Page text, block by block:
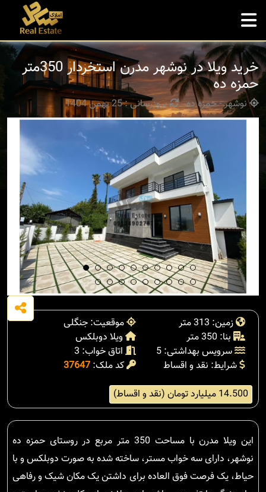
خرید ویلا در نوشهر مدرن استخردار 350متر
حمزه ده
نوشهر - حمزه ده بروزرسانی : 25 بهمن 1404
زمین: 313 متر
موقعیت: جنگلی
بنا: 350 متر
ویلا دوبلکس
سرویس بهداشتی: 5
اتاق خواب: 3
شرایط: نقد و اقساط
کد ملک: 37647
14.500 میلیارد تومان (نقد و اقساط)
این ویلا مدرن با مساحت 350 متر مربع در روستای حمزه ده
نوشهر، دارای سه خواب مستر، ساخته شده به صورت دوبلکس و با
حیاط، یک فرصت فوق العاده برای داشتن یک مکان شیک و رفاهی